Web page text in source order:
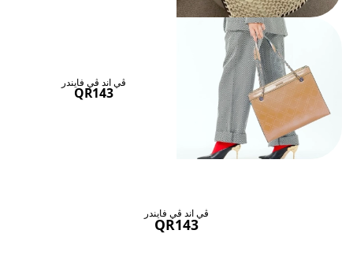
ڤي اند ڤي فايندر
QR143
ڤي اند ڤي فايندر
QR143